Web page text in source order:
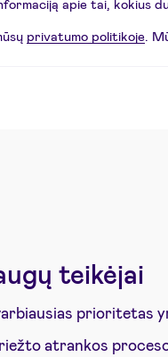
apie tai, kokius
privatumo politikoje.
teikėjai
prioritetas
atrankos